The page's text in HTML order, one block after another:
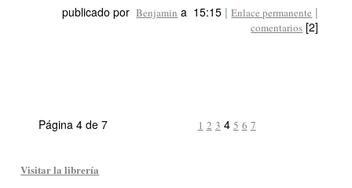
publicado por Benjamin a 15:15 |Enlace permanente |
comentarios [2]
Página 4 de 7 1 2 3 4 5 6 7
Visitar la librería